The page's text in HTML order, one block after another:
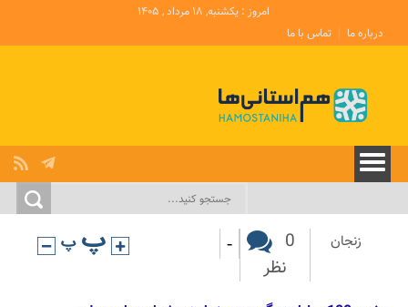
امروز : یکشنبه, ۱۸ مرداد , ۱۴۰۵
درباره ما
تماس با ما
زنجان
0
نظر
-